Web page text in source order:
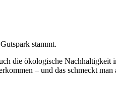
stammt.
die ökologische
– und das schmeckt man